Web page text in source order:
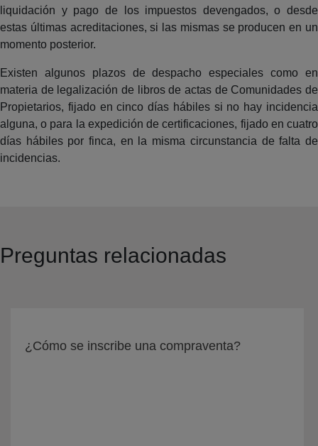
liquidación y pago de los impuestos devengados, o desde
estas últimas acreditaciones, si las mismas se producen en un
momento posterior.
Existen algunos plazos de despacho especiales como en
materia de legalización de libros de actas de Comunidades de
Propietarios, fijado en cinco días hábiles si no hay incidencia
alguna, o para la expedición de certificaciones, fijado en cuatro
días hábiles por finca, en la misma circunstancia de falta de
incidencias.
Preguntas relacionadas
¿Cómo se inscribe una compraventa?